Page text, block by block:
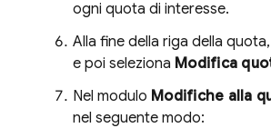
ogni quota di interesse.
Alla fine della riga della
e poi seleziona Modifica
Nel modulo Modifiche alla
nel seguente modo: